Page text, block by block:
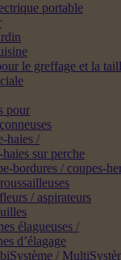
portable
le greffage et la
pour
haies /
sur perche
bordures / coupes-
/ aspirateurs
élagueuses /
d’élagage
/